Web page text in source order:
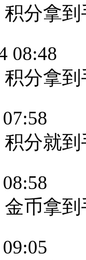
分拿到
08:48
分拿到
分就到
币拿到